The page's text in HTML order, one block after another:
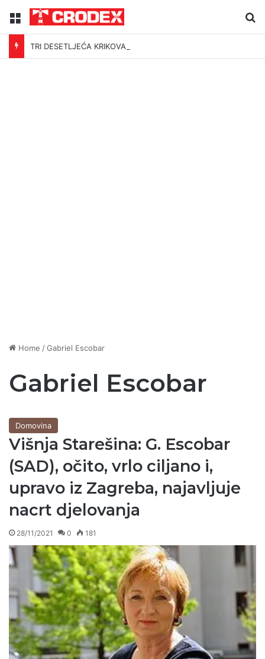
Menu
TRI DESETLJEĆA KRIKOVA OČAJNIKA
Home /Gabriel Escobar
Gabriel Escobar
Domovina
Višnja Starešina: G. Escobar
(SAD), očito, vrlo ciljano i,
upravo iz Zagreba, najavljuje
nacrt djelovanja
28/11/2021 0 181